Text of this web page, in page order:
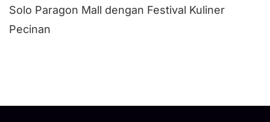
Solo Paragon Mall dengan Festival Kuliner
Pecinan